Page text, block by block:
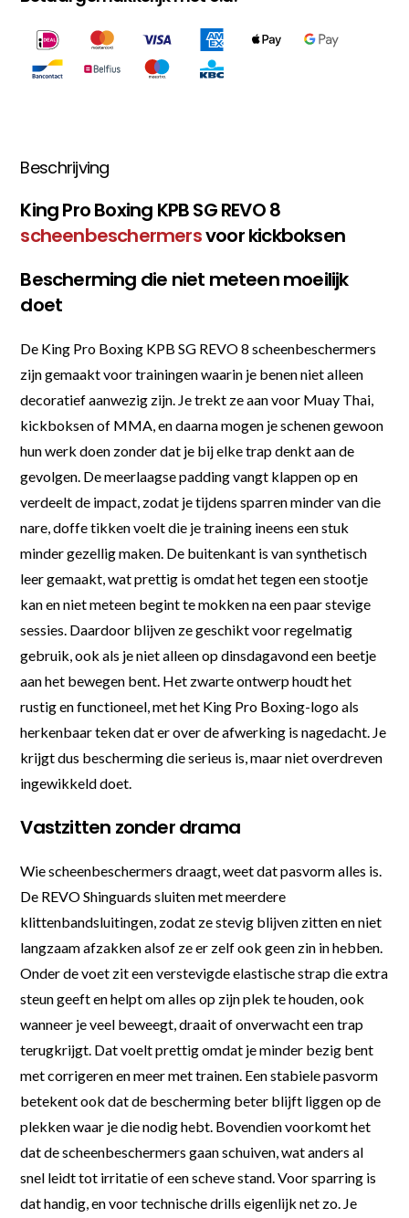
Beschrijving
King Pro Boxing KPB SG REVO 8
scheenbeschermersvoor kickboksen
Bescherming die niet meteen moeilijk
doet
De King Pro Boxing KPB SG REVO 8 scheenbeschermers
zijn gemaakt voor trainingen waarin je benen niet alleen
decoratief aanwezig zijn. Je trekt ze aan voor Muay Thai,
kickboksen of MMA, en daarna mogen je schenen gewoon
hun werk doen zonder dat je bij elke trap denkt aan de
gevolgen. De meerlaagse padding vangt klappen op en
verdeelt de impact, zodat je tijdens sparren minder van die
nare, doffe tikken voelt die je training ineens een stuk
minder gezellig maken. De buitenkant is van synthetisch
leer gemaakt, wat prettig is omdat het tegen een stootje
kan en niet meteen begint te mokken na een paar stevige
sessies. Daardoor blijven ze geschikt voor regelmatig
gebruik, ook als je niet alleen op dinsdagavond een beetje
aan het bewegen bent. Het zwarte ontwerp houdt het
rustig en functioneel, met het King Pro Boxing-logo als
herkenbaar teken dat er over de afwerking is nagedacht. Je
krijgt dus bescherming die serieus is, maar niet overdreven
ingewikkeld doet.
Vastzitten zonder drama
Wie scheenbeschermers draagt, weet dat pasvorm alles is.
De REVO Shinguards sluiten met meerdere
klittenbandsluitingen, zodat ze stevig blijven zitten en niet
langzaam afzakken alsof ze er zelf ook geen zin in hebben.
Onder de voet zit een verstevigde elastische strap die extra
steun geeft en helpt om alles op zijn plek te houden, ook
wanneer je veel beweegt, draait of onverwacht een trap
terugkrijgt. Dat voelt prettig omdat je minder bezig bent
met corrigeren en meer met trainen. Een stabiele pasvorm
betekent ook dat de bescherming beter blijft liggen op de
plekken waar je die nodig hebt. Bovendien voorkomt het
dat de scheenbeschermers gaan schuiven, wat anders al
snel leidt tot irritatie of een scheve stand. Voor sparring is
dat handig, en voor technische drills eigenlijk net zo. Je